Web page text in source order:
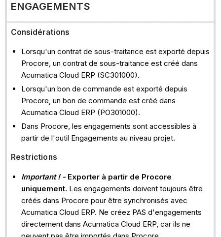
ENGAGEMENTS
Considérations
Lorsqu'un contrat de sous-traitance est exporté depuis
Procore, un contrat de sous-traitance est créé dans
Acumatica Cloud ERP (SC301000).
Lorsqu'un bon de commande est exporté depuis
Procore, un bon de commande est créé dans
Acumatica Cloud ERP (PO301000).
Dans Procore, les engagements sont accessibles à
partir de l'outil Engagements au niveau projet.
Restrictions
Important ! - Exporter à partir de Procore
uniquement. Les engagements doivent toujours être
créés dans Procore pour être synchronisés avec
Acumatica Cloud ERP. Ne créez PAS d'engagements
directement dans Acumatica Cloud ERP, car ils ne